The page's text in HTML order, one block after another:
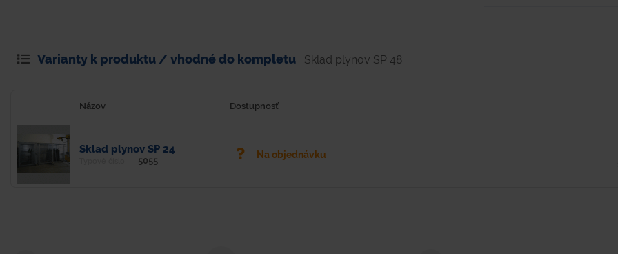
Varianty k produktu / vhodné do kompletu Sklad plynov SP 48
Názov Dostupnosť
Sklad plynov SP 24
5055
Na objednávku